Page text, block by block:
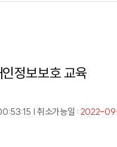
정보보호 교육
| 취소가능일 : 2022-